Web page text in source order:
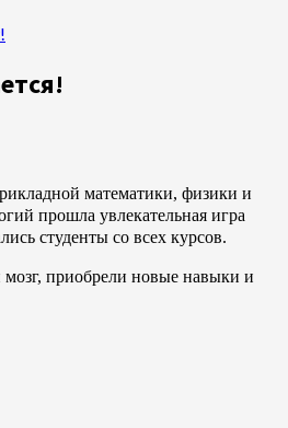
математики, физики и
прошла увлекательная игра
студенты со всех курсов.
приобрели новые навыки и